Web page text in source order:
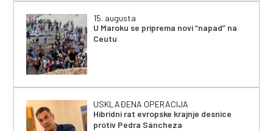
15. augusta
U Maroku se priprema novi “napad” na
Ceutu
USKLAĐENA OPERACIJA
Hibridni rat evropske krajnje desnice
protiv Pedra Sáncheza